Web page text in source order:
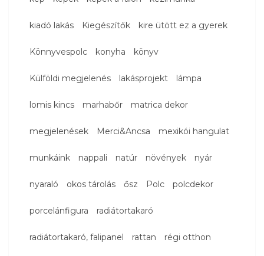
kiadó lakás Kiegészítők kire ütött ez a gyerek
Könnyvespolc konyha könyv
Külföldi megjelenés lakásprojekt lámpa
lomis kincs marhabőr matrica dekor
megjelenések Merci&Ancsa mexikói hangulat
munkáink nappali natúr növények nyár
nyaraló okos tárolás ősz Polc polcdekor
porcelánfigura radiátortakaró
radiátortakaró, falipanel rattan régi otthon